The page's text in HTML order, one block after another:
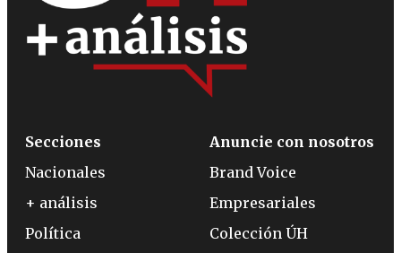
Secciones
Nacionales
+ análisis
Política
Anuncie con nosotros
Brand Voice
Empresariales
Colección ÚH